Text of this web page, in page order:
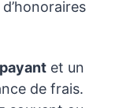
et un
de frais.